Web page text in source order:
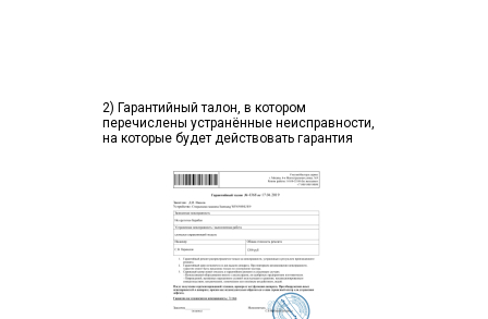
2) Гарантийный талон, в котором
перечислены устранённые неисправности,
на которые будет действовать гарантия